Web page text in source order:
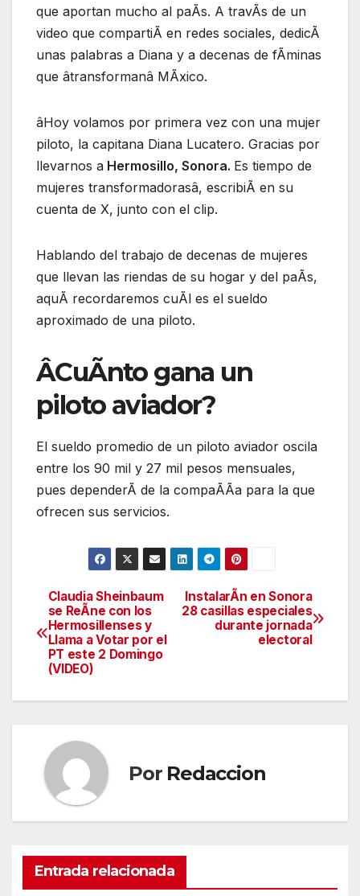
que aportan mucho al paÃs. A travÃs de un
video que compartiÃ en redes sociales, dedicÃ
unas palabras a Diana y a decenas de fÃminas
que âtransformanâ MÃxico.
âHoy volamos por primera vez con una mujer
piloto, la capitana Diana Lucatero. Gracias por
llevarnos a Hermosillo, Sonora. Es tiempo de
mujeres transformadorasâ, escribiÃ en su
cuenta de X, junto con el clip.
Hablando del trabajo de decenas de mujeres
que llevan las riendas de su hogar y del paÃs,
aquÃ recordaremos cuÃl es el sueldo
aproximado de una piloto.
ÂCuÃnto gana un
piloto aviador?
El sueldo promedio de un piloto aviador oscila
entre los 90 mil y 27 mil pesos mensuales,
pues dependerÃ de la compaÃÃa para la que
ofrecen sus servicios.
Navegación
de
entradas
InstalarÃn en Sonora
28 casillas especiales
durante jornada
electoral
Claudia Sheinbaum
se ReÃne con los
Hermosillenses y
Llama a Votar por el
PT este 2 Domingo
(VIDEO)
Por Redaccion
Entrada relacionada